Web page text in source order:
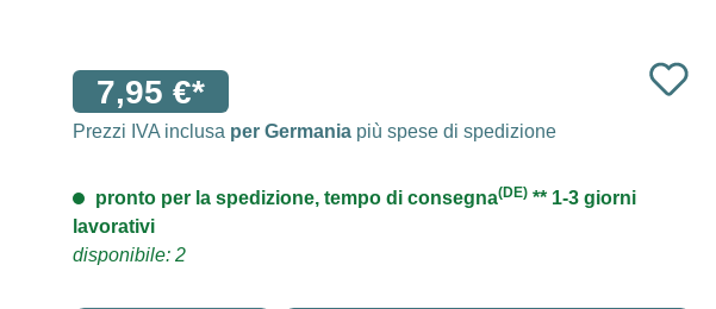
7,95 €*
Prezzi IVA inclusa per Germania più spese di spedizione
pronto per la spedizione, tempo di consegna(DE) ** 1-3 giorni
lavorativi
disponibile: 2